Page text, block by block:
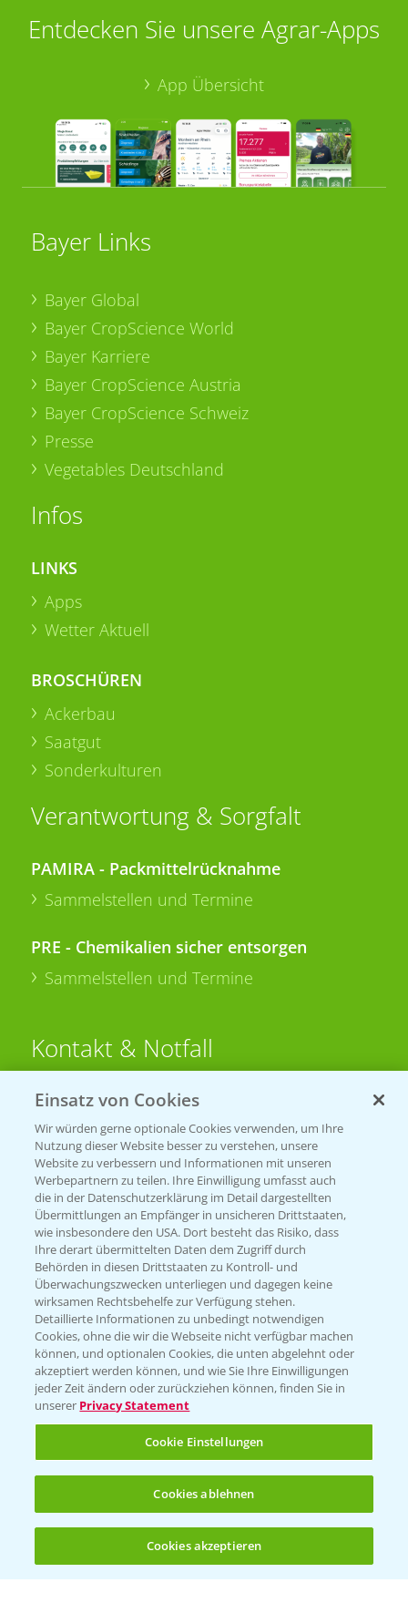
Entdecken Sie unsere Agrar-Apps
App Übersicht
Bayer Links
Bayer Global
Bayer CropScience World
Bayer Karriere
Bayer CropScience Austria
Bayer CropScience Schweiz
Presse
Vegetables Deutschland
Infos
LINKS
Apps
Wetter Aktuell
BROSCHÜREN
Ackerbau
Saatgut
Sonderkulturen
Verantwortung & Sorgfalt
PAMIRA - Packmittelrücknahme
Sammelstellen und Termine
PRE - Chemikalien sicher entsorgen
Sammelstellen und Termine
Kontakt & Notfall
Beratung auf WhatsApp
T.+49 (0)174 346 564 1
KONTAKT
Hilfe in Notfällen
T.+49 (0)214/30-20220
Folgen Sie uns
Allgemeine Nutzungsbedingungen
Datenschutzerklärung
Einsatz von Cookies
Wir würden gerne optionale Cookies verwenden, um Ihre
Nutzung dieser Website besser zu verstehen, unsere
Website zu verbessern und Informationen mit unseren
Werbepartnern zu teilen. Ihre Einwilligung umfasst auch
die in der Datenschutzerklärung im Detail dargestellten
Übermittlungen an Empfänger in unsicheren Drittstaaten,
wie insbesondere den USA. Dort besteht das Risiko, dass
Ihre derart übermittelten Daten dem Zugriff durch
Behörden in diesen Drittstaaten zu Kontroll- und
Überwachungszwecken unterliegen und dagegen keine
wirksamen Rechtsbehelfe zur Verfügung stehen.
Detaillierte Informationen zu unbedingt notwendigen
Cookies, ohne die wir die Webseite nicht verfügbar machen
können, und optionalen Cookies, die unten abgelehnt oder
akzeptiert werden können, und wie Sie Ihre Einwilligungen
jeder Zeit ändern oder zurückziehen können, finden Sie in
unserer Privacy Statement
Cookie Einstellungen
Cookies ablehnen
Cookies akzeptieren